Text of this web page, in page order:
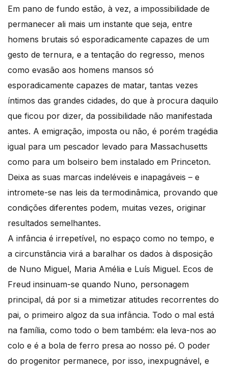
Em pano de fundo estão, à vez, a impossibilidade de
permanecer ali mais um instante que seja, entre
homens brutais só esporadicamente capazes de um
gesto de ternura, e a tentação do regresso, menos
como evasão aos homens mansos só
esporadicamente capazes de matar, tantas vezes
íntimos das grandes cidades, do que à procura daquilo
que ficou por dizer, da possibilidade não manifestada
antes. A emigração, imposta ou não, é porém tragédia
igual para um pescador levado para Massachusetts
como para um bolseiro bem instalado em Princeton.
Deixa as suas marcas indeléveis e inapagáveis – e
intromete-se nas leis da termodinâmica, provando que
condições diferentes podem, muitas vezes, originar
resultados semelhantes.
A infância é irrepetível, no espaço como no tempo, e
a circunstância virá a baralhar os dados à disposição
de Nuno Miguel, Maria Amélia e Luís Miguel. Ecos de
Freud insinuam-se quando Nuno, personagem
principal, dá por si a mimetizar atitudes recorrentes do
pai, o primeiro algoz da sua infância. Todo o mal está
na família, como todo o bem também: ela leva-nos ao
colo e é a bola de ferro presa ao nosso pé. O poder
do progenitor permanece, por isso, inexpugnável, e